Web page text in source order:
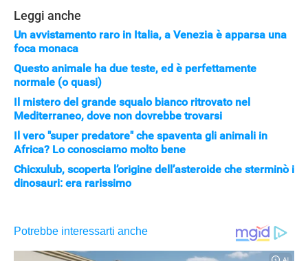
Leggi anche
Un avvistamento raro in Italia, a Venezia è apparsa una
foca monaca
Questo animale ha due teste, ed è perfettamente
normale (o quasi)
Il mistero del grande squalo bianco ritrovato nel
Mediterraneo, dove non dovrebbe trovarsi
Il vero "super predatore" che spaventa gli animali in
Africa? Lo conosciamo molto bene
Chicxulub, scoperta l’origine dell’asteroide che sterminò i
dinosauri: era rarissimo